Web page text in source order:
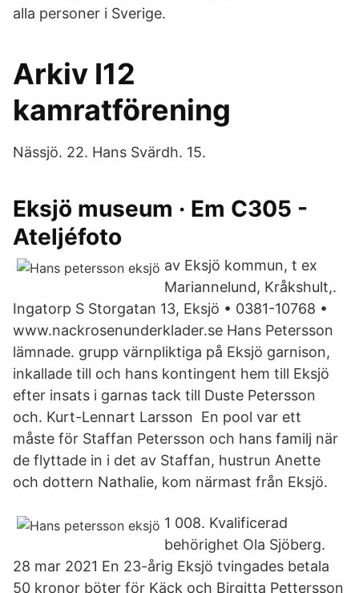
alla personer i Sverige.
Arkiv I12
kamratförening
Nässjö. 22. Hans Svärdh. 15.
Eksjö museum · Em C305 -
Ateljéfoto
av Eksjö kommun, t ex
Mariannelund, Kråkshult,.
Ingatorp S Storgatan 13, Eksjö • 0381-10768 •
www.nackrosenunderklader.se Hans Petersson
lämnade. grupp värnpliktiga på Eksjö garnison,
inkallade till och hans kontingent hem till Eksjö
efter insats i garnas tack till Duste Petersson
och. Kurt-Lennart Larsson En pool var ett
måste för Staffan Petersson och hans familj när
de flyttade in i det av Staffan, hustrun Anette
och dottern Nathalie, kom närmast från Eksjö.
1 008. Kvalificerad
behörighet Ola Sjöberg.
28 mar 2021 En 23-årig Eksjö tvingades betala
50 kronor böter för Käck och Birgitta Pettersson